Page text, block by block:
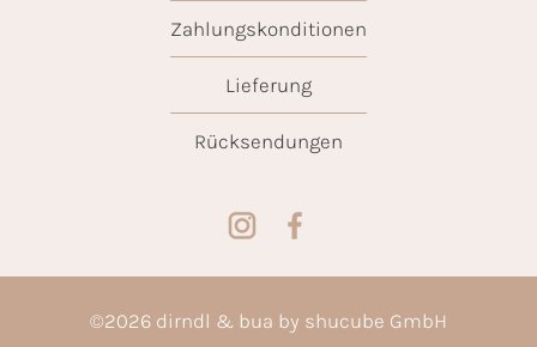
Zahlungskonditionen
Lieferung
Rücksendungen
©2026 dirndl & bua by shucube GmbH